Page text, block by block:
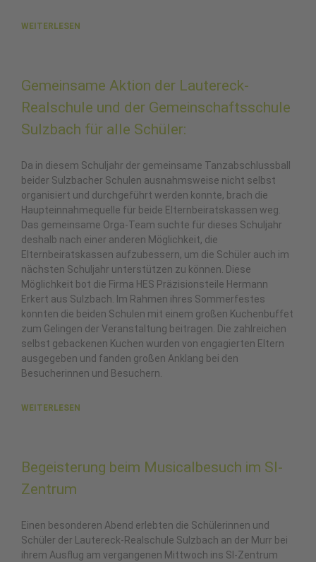
WEITERLESEN
Gemeinsame Aktion der Lautereck-
Realschule und der Gemeinschaftsschule
Sulzbach für alle Schüler:
Da in diesem Schuljahr der gemeinsame Tanzabschlussball
beider Sulzbacher Schulen ausnahmsweise nicht selbst
organisiert und durchgeführt werden konnte, brach die
Haupteinnahmequelle für beide Elternbeiratskassen weg.
Das gemeinsame Orga-Team suchte für dieses Schuljahr
deshalb nach einer anderen Möglichkeit, die
Elternbeiratskassen aufzubessern, um die Schüler auch im
nächsten Schuljahr unterstützen zu können. Diese
Möglichkeit bot die Firma HES Präzisionsteile Hermann
Erkert aus Sulzbach. Im Rahmen ihres Sommerfestes
konnten die beiden Schulen mit einem großen Kuchenbuffet
zum Gelingen der Veranstaltung beitragen. Die zahlreichen
selbst gebackenen Kuchen wurden von engagierten Eltern
ausgegeben und fanden großen Anklang bei den
Besucherinnen und Besuchern.
WEITERLESEN
Begeisterung beim Musicalbesuch im SI-
Zentrum
Einen besonderen Abend erlebten die Schülerinnen und
Schüler der Lautereck-Realschule Sulzbach an der Murr bei
ihrem Ausflug am vergangenen Mittwoch ins SI-Zentrum